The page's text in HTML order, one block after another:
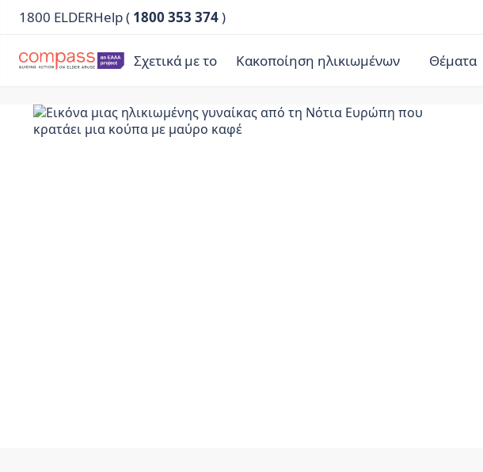
1800 ELDERHelp ( 1800 353 374)
Σχετικά με το Κακοποίηση ηλικιωμένων Θέματα